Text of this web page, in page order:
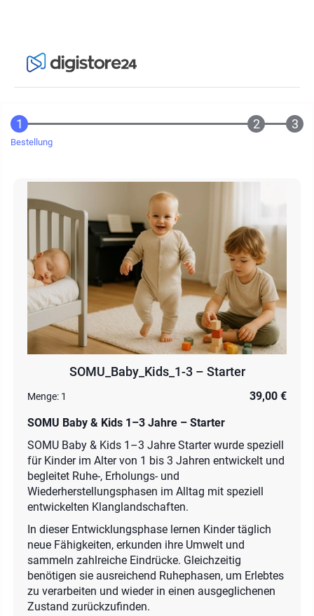
Bestellung
SOMU_Baby_Kids_1-3 – Starter
Menge: 1
39,00 €
SOMU Baby & Kids 1–3 Jahre – Starter
SOMU Baby & Kids 1–3 Jahre Starter wurde speziell
für Kinder im Alter von 1 bis 3 Jahren entwickelt und
begleitet Ruhe-, Erholungs- und
Wiederherstellungsphasen im Alltag mit speziell
entwickelten Klanglandschaften.
In dieser Entwicklungsphase lernen Kinder täglich
neue Fähigkeiten, erkunden ihre Umwelt und
sammeln zahlreiche Eindrücke. Gleichzeitig
benötigen sie ausreichend Ruhephasen, um Erlebtes
zu verarbeiten und wieder in einen ausgeglichenen
Zustand zurückzufinden.